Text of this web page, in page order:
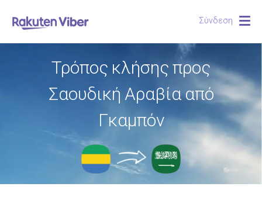
Σύνδεση
Τρόπος κλήσης προς
Σαουδική Αραβία από
Γκαμπόν